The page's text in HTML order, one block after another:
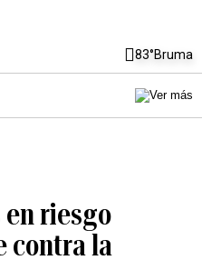
83°Bruma
en riesgo
contra la